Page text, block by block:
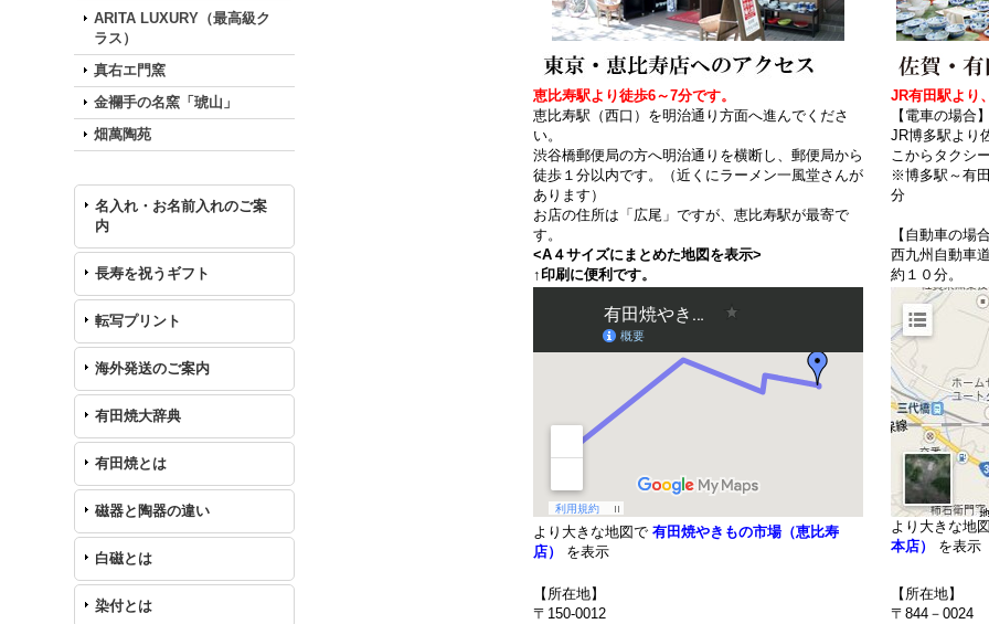
ARITA LUXURY（最高級ク
ラス）
真右エ門窯
金襴手の名窯「琥山」
畑萬陶苑
名入れ・お名前入れのご案
内
長寿を祝うギフト
転写プリント
海外発送のご案内
有田焼大辞典
有田焼とは
磁器と陶器の違い
白磁とは
染付とは
恵比寿駅より徒歩6～7分です。
恵比寿駅（西口）を明治通り方面へ進んでくださ
い。
渋谷橋郵便局の方へ明治通りを横断し、郵便局から
徒歩１分以内です。（近くにラーメン一風堂さんが
あります）
お店の住所は「広尾」ですが、恵比寿駅が最寄で
す。
<A４サイズにまとめた地図を表示>
↑印刷に便利です。
JR有田駅より
【電車の場合
JR博多駅より
こからタクシ
※博多駅～有
分
【自動車の場
西九州自動車
約１０分。
より大きな地図で 有田焼やきもの市場（恵比寿
店）
を表示
より大きな地
本店）
を表示
【所在地】
〒150-0012
【所在地】
〒844－0024